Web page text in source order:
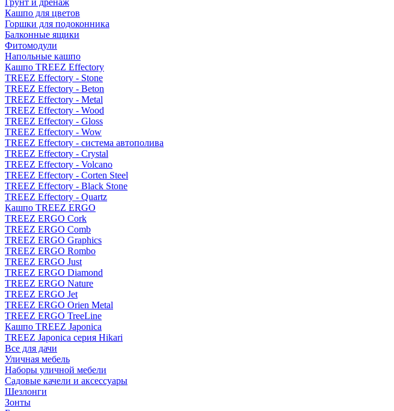
Грунт и дренаж
Кашпо для цветов
Горшки для подоконника
Балконные ящики
Фитомодули
Напольные кашпо
Кашпо TREEZ Effectory
TREEZ Effectory - Stone
TREEZ Effectory - Beton
TREEZ Effectory - Metal
TREEZ Effectory - Wood
TREEZ Effectory - Gloss
TREEZ Effectory - Wow
TREEZ Effectory - система автополива
TREEZ Effectory - Crystal
TREEZ Effectory - Volcano
TREEZ Effectory - Corten Steel
TREEZ Effectory - Black Stone
TREEZ Effectory - Quartz
Кашпо TREEZ ERGO
TREEZ ERGO Cork
TREEZ ERGO Comb
TREEZ ERGO Graphics
TREEZ ERGO Rombo
TREEZ ERGO Just
TREEZ ERGO Diamond
TREEZ ERGO Nature
TREEZ ERGO Jet
TREEZ ERGO Orien Metal
TREEZ ERGO TreeLine
Кашпо TREEZ Japonica
TREEZ Japonica серия Hikari
Все для дачи
Уличная мебель
Наборы уличной мебели
Садовые качели и аксессуары
Шезлонги
Зонты